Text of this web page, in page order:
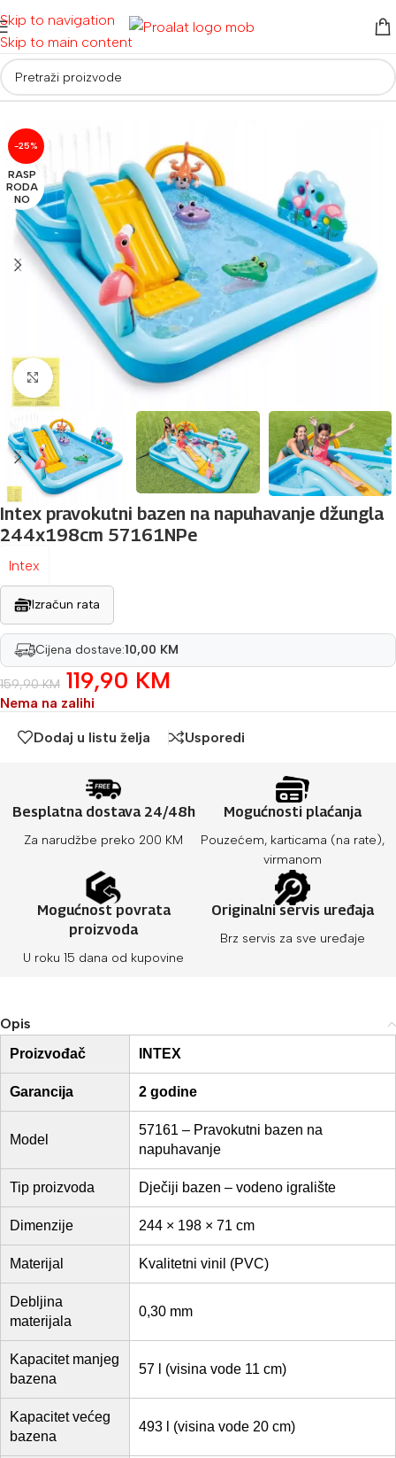
Skip to navigation
Skip to main content
Početna/ Bazeni/Montažni bazeni
-25%
RASP
RODA
NO
Povećaj sliku
Intex pravokutni bazen na napuhavanje džungla
244x198cm 57161NPe
Intex
Izračun rata
Cijena dostave:10,00 KM
159,90KM 119,90 KM
Nema na zalihi
Dodaj u listu želja Usporedi
Besplatna dostava 24/48h
Za narudžbe preko 200 KM
Mogućnosti plaćanja
Pouzećem, karticama (na rate),
virmanom
Mogućnost povrata
proizvoda
U roku 15 dana od kupovine
Originalni servis uređaja
Brz servis za sve uređaje
Opis
Proizvođač INTEX
Garancija 2 godine
Model
57161 – Pravokutni bazen na
napuhavanje
Tip proizvoda Dječiji bazen – vodeno igralište
Dimenzije 244 × 198 × 71 cm
Materijal Kvalitetni vinil (PVC)
Debljina
materijala
0,30 mm
Kapacitet manjeg
bazena
57 l (visina vode 11 cm)
Kapacitet većeg
bazena
493 l (visina vode 20 cm)